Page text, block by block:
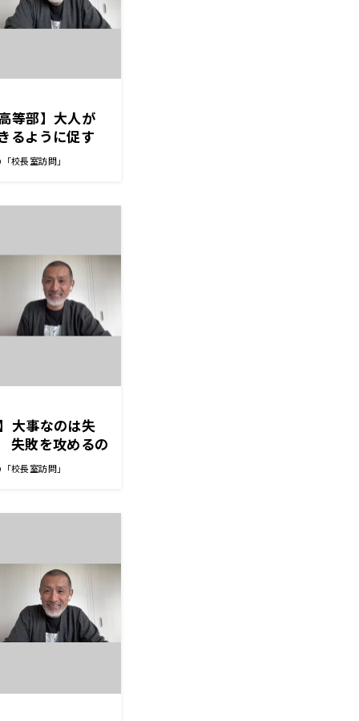
等部】大人が
るように促す
り褒める、認
校長室訪問」
大事なのは失
失敗を攻めるの
して気づかせ
生
校長室訪問」